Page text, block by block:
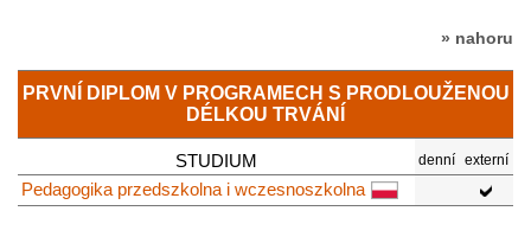
» nahoru
PRVNÍ DIPLOM V PROGRAMECH S PRODLOUŽENOU
DÉLKOU TRVÁNÍ
STUDIUM denní externí
Pedagogika przedszkolna i wczesnoszkolna